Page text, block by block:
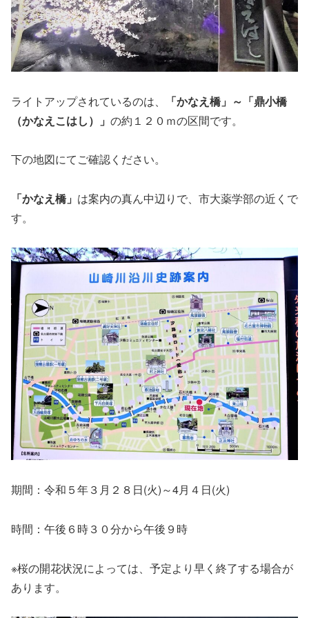
ライトアップされているのは、
「かなえ橋」～「鼎小橋
（かなえこはし）」 の約１２０ｍの区間です。
下の地図にてご確認ください。
「かなえ橋」 は案内の真ん中辺りで、市大薬学部の近くで
す。
期間：令和５年３月２８日(火)～4月４日(火)
時間：午後６時３０分から午後９時
※桜の開花状況によっては、予定より早く終了する場合が
あります。